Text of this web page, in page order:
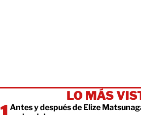
LO MÁS
Antes y después de Elize